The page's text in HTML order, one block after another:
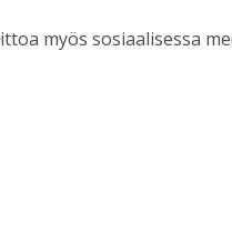
myös sosiaalisessa